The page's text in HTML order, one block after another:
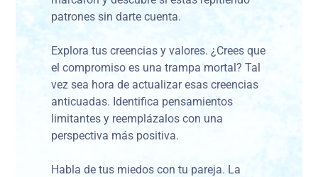
patrones sin darte cuenta.
Explora tus creencias y valores. ¿Crees que
el compromiso es una trampa mortal? Tal
vez sea hora de actualizar esas creencias
anticuadas. Identifica pensamientos
limitantes y reemplázalos con una
perspectiva más positiva.
Habla de tus miedos con tu pareja. La